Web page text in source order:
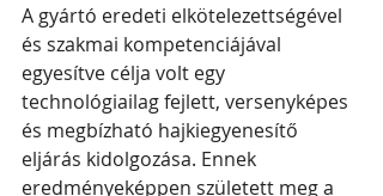
A gyártó eredeti elkötelezettségével
és szakmai kompetenciájával
egyesítve célja volt egy
technológiailag fejlett, versenyképes
és megbízható hajkiegyenesítő
eljárás kidolgozása. Ennek
eredményeképpen született meg a